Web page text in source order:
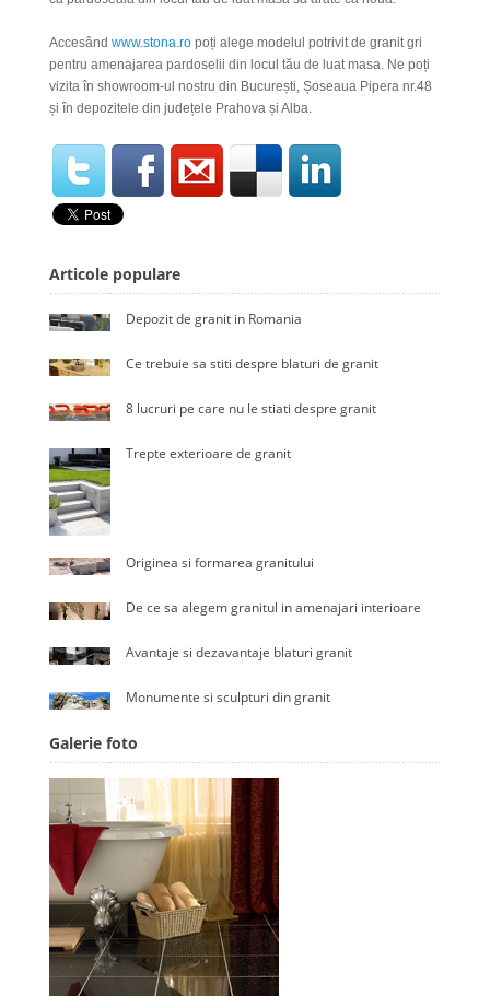
Accesând www.stona.ro poți alege modelul potrivit de granit gri
pentru amenajarea pardoselii din locul tău de luat masa. Ne poți
vizita în showroom-ul nostru din București, Șoseaua Pipera nr.48
și în depozitele din județele Prahova și Alba.
Articole populare
Depozit de granit in Romania
Ce trebuie sa stiti despre blaturi de granit
8 lucruri pe care nu le stiati despre granit
Trepte exterioare de granit
Originea si formarea granitului
De ce sa alegem granitul in amenajari interioare
Avantaje si dezavantaje blaturi granit
Monumente si sculpturi din granit
Galerie foto